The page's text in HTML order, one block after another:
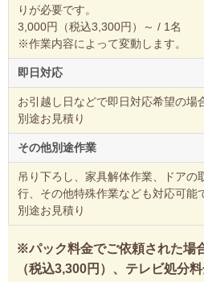
りが必要です。
3,000円（税込3,300円）～ / 1名
※作業内容によって変動します。
即日対応
お引越し日などで即日対応希望の場
別途お見積り
その他別途作業
吊り下ろし、家具解体作業、ドアの
行、その他特殊作業なども対応可能
別途お見積り
※パック料金でご依頼された場
（税込3,300円）、テレビ処分